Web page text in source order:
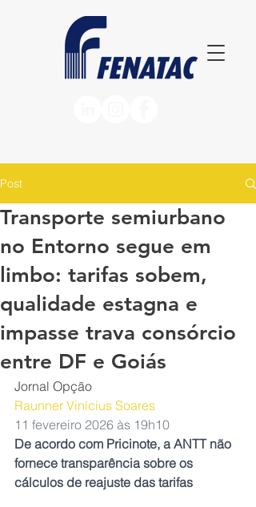
Post
Transporte semiurbano
no Entorno segue em
limbo: tarifas sobem,
qualidade estagna e
impasse trava consórcio
entre DF e Goiás
Jornal Opção
Raunner Vinícius Soares
11 fevereiro 2026 às 19h10
De acordo com Pricinote, a ANTT não
fornece transparência sobre os
cálculos de reajuste das tarifas